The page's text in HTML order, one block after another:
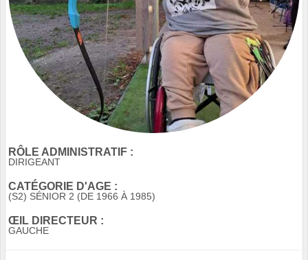
RÔLE ADMINISTRATIF :
DIRIGEANT
CATÉGORIE D'AGE :
(S2) SÉNIOR 2 (DE 1966 À 1985)
ŒIL DIRECTEUR :
GAUCHE